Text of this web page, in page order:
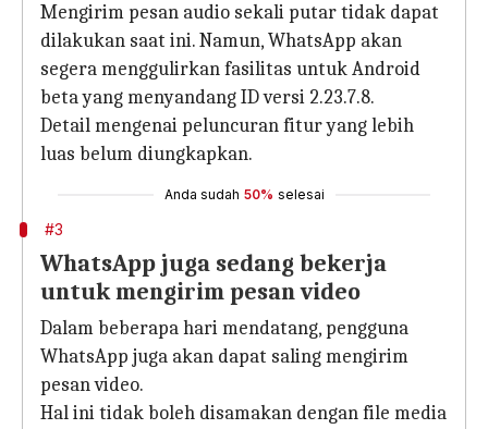
Mengirim pesan audio sekali putar tidak dapat
dilakukan saat ini. Namun, WhatsApp akan
segera menggulirkan fasilitas untuk Android
beta yang menyandang ID versi 2.23.7.8.
Detail mengenai peluncuran fitur yang lebih
luas belum diungkapkan.
Anda sudah 50% selesai
#3
WhatsApp juga sedang bekerja
untuk mengirim pesan video
Dalam beberapa hari mendatang, pengguna
WhatsApp juga akan dapat saling mengirim
pesan video.
Hal ini tidak boleh disamakan dengan file media